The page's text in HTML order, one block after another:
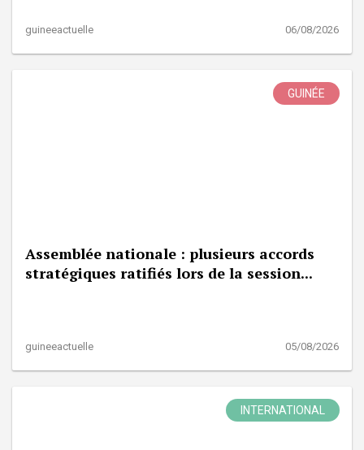
guineeactuelle 06/08/2026
GUINÉE
Assemblée nationale : plusieurs accords
stratégiques ratifiés lors de la session...
guineeactuelle 05/08/2026
INTERNATIONAL